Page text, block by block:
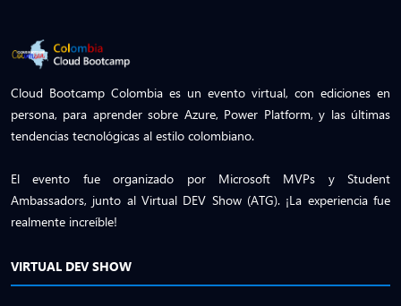
Cloud Bootcamp Colombia es un evento virtual, con ediciones en
persona, para aprender sobre Azure, Power Platform, y las últimas
tendencias tecnológicas al estilo colombiano.
El evento fue organizado por Microsoft MVPs y Student
Ambassadors, junto al Virtual DEV Show (ATG). ¡La experiencia fue
realmente increíble!
VIRTUAL DEV SHOW